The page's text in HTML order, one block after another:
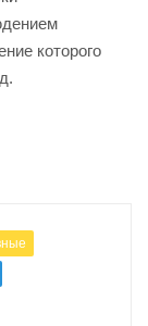
которого